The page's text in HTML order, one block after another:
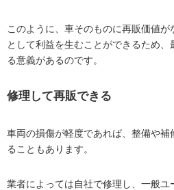
このように、車そのものに再販価値が
として利益を生むことができるため
る意義があるのです。
修理して再販できる
車両の損傷が軽度であれば、整備や
ることもあります。
業者によっては自社で修理し、一般ユ